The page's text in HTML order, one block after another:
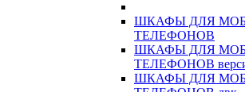
ШКАФЫ ДЛЯ
ТЕЛЕФОНОВ
ШКАФЫ ДЛЯ
ТЕЛЕФОНОВ
ШКАФЫ ДЛЯ